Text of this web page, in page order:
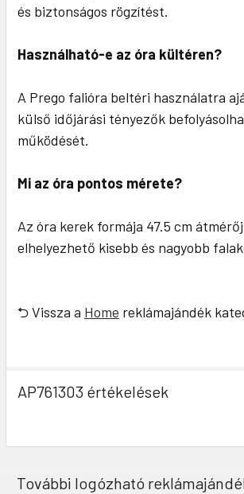
és biztonságos rögzítést.
Használható-e az óra kültéren?
A Prego falióra beltéri használatra
külső időjárási tényezők
működését.
Mi az óra pontos mérete?
Az óra kerek formája 47.5 cm
elhelyezhető kisebb és nagyobb
⮌ Vissza a Home reklámajándék
AP761303 értékelések
További logózható